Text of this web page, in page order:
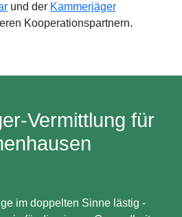
und der Kammerjäger
Kooperationspartnern.
Vermittlung für
im doppelten Sinne lästig -